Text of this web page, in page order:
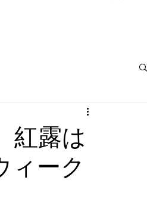
紅露は
ィーク